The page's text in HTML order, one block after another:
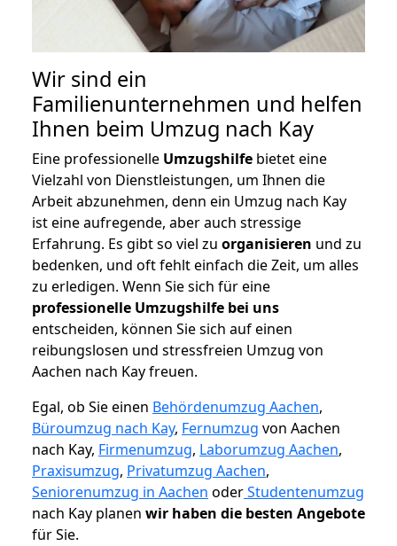
Wir sind ein
Familienunternehmen und helfen
Ihnen beim Umzug nach Kay
Eine professionelle Umzugshilfe bietet eine
Vielzahl von Dienstleistungen, um Ihnen die
Arbeit abzunehmen, denn ein Umzug nach Kay
ist eine aufregende, aber auch stressige
Erfahrung. Es gibt so viel zu organisieren und zu
bedenken, und oft fehlt einfach die Zeit, um alles
zu erledigen. Wenn Sie sich für eine
professionelle Umzugshilfe bei uns
entscheiden, können Sie sich auf einen
reibungslosen und stressfreien Umzug von
Aachen nach Kay freuen.
Egal, ob Sie einen Behördenumzug Aachen,
Büroumzug nach Kay, Fernumzug von Aachen
nach Kay, Firmenumzug, Laborumzug Aachen,
Praxisumzug, Privatumzug Aachen,
Seniorenumzug in Aachen oderStudentenumzug
nach Kay planen wir haben die besten Angebote
für Sie.